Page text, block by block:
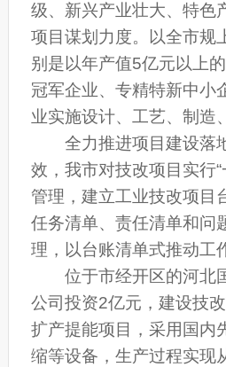
级、新兴产业壮大、特色
项目谋划力度。以全市规
别是以年产值5亿元以上
冠军企业、专精特新中小
业实施设计、工艺、制造
全力推进项目建设落
效，我市对技改项目实行
管理，建立工业技改项目
任务清单、责任清单和问
理，以台账清单式推动工
位于市经开区的河北
公司投资2亿元，建设技
扩产提能项目，采用国内
缩等设备，生产过程实现